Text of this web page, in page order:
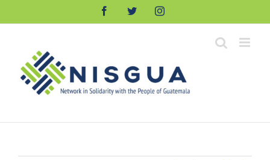
FacebookTwitterInstagram